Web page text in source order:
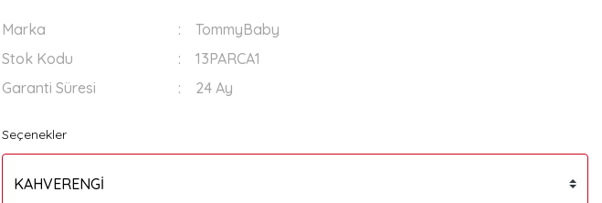
Marka
TommyBaby
Stok Kodu
13PARCA1
Garanti Süresi
24 Ay
Seçenekler